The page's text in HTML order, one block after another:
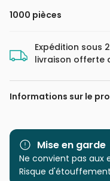
1000 pièces
Expédition sous
livraison offerte
Informations sur le
Marque
Catégorie
Mise en garde
Ne convient pas aux
Risque